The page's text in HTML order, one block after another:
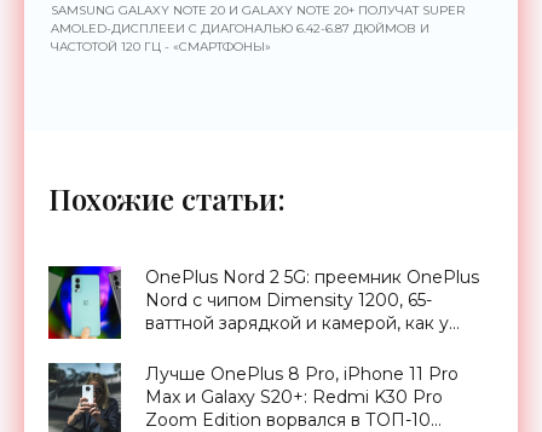
SAMSUNG GALAXY NOTE 20 И GALAXY NOTE 20+ ПОЛУЧАТ SUPER
AMOLED-ДИСПЛЕЕИ С ДИАГОНАЛЬЮ 6.42-6.87 ДЮЙМОВ И
ЧАСТОТОЙ 120 ГЦ - «СМАРТФОНЫ»
Похожие статьи:
OnePlus Nord 2 5G: преемник OnePlus
Nord с чипом Dimensity 1200, 65-
ваттной зарядкой и камерой, как у
Лучше OnePlus 8 Pro, iPhone 11 Pro
Max и Galaxy S20+: Redmi K30 Pro
Zoom Edition ворвался в ТОП-10